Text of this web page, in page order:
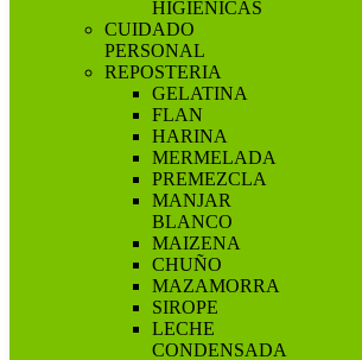
HIGIENICAS
CUIDADO
PERSONAL
REPOSTERIA
GELATINA
FLAN
HARINA
MERMELADA
PREMEZCLA
MANJAR
BLANCO
MAIZENA
CHUÑO
MAZAMORRA
SIROPE
LECHE
CONDENSADA